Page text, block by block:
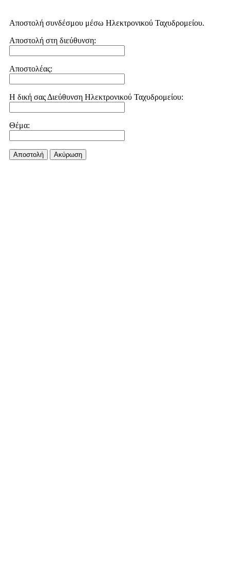
Αποστολή συνδέσμου μέσω Ηλεκτρονικού Ταχυδρομείου.
Αποστολή στη διεύθυνση:
Αποστολέας:
Η δική σας Διεύθυνση Ηλεκτρονικού Ταχυδρομείου:
Θέμα:
Αποστολή Aκύρωση